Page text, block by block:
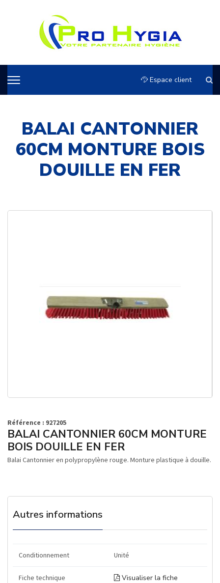
Espace client
BALAI CANTONNIER
60CM MONTURE BOIS
DOUILLE EN FER
Référence : 927205
BALAI CANTONNIER 60CM MONTURE
BOIS DOUILLE EN FER
Balai Cantonnier en polypropylène rouge. Monture plastique à douille.
Autres informations
Conditionnement Unité
Fiche technique
Visualiser la fiche